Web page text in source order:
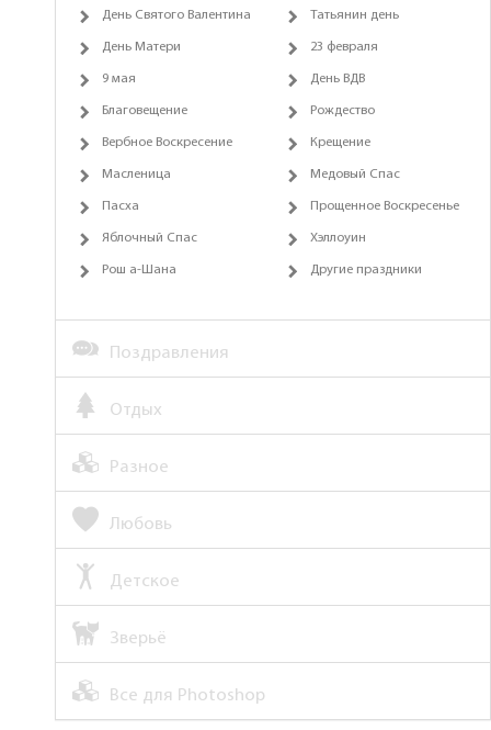
День Святого Валентина Татьянин день
День Матери 23 февраля
9 мая День ВДВ
Благовещение Рождество
Вербное Воскресение Крещение
Масленица Медовый Спас
Пасха Прощенное Воскресенье
Яблочный Спас Хэллоуин
Рош а-Шана Другие праздники
Поздравления
Отдых
Разное
Любовь
Детское
Зверьё
Все для Photoshop